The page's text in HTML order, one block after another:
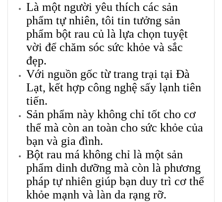
Là một người yêu thích các sản
phẩm tự nhiên, tôi tin tưởng sản
phẩm bột rau củ là lựa chọn tuyệt
vời để chăm sóc sức khỏe và sắc
đẹp.
Với nguồn gốc từ trang trại tại Đà
Lạt, kết hợp công nghệ sấy lạnh tiên
tiến.
Sản phẩm này không chỉ tốt cho cơ
thể mà còn an toàn cho sức khỏe của
bạn và gia đình.
Bột rau má không chỉ là một sản
phẩm dinh dưỡng mà còn là phương
pháp tự nhiên giúp bạn duy trì cơ thể
khỏe mạnh và làn da rạng rỡ.